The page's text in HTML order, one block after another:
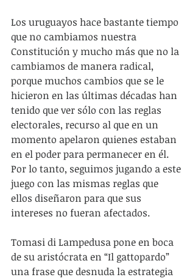
Los uruguayos hace bastante tiempo
que no cambiamos nuestra
Constitución y mucho más que no la
cambiamos de manera radical,
porque muchos cambios que se le
hicieron en las últimas décadas han
tenido que ver sólo con las reglas
electorales, recurso al que en un
momento apelaron quienes estaban
en el poder para permanecer en él.
Por lo tanto, seguimos jugando a este
juego con las mismas reglas que
ellos diseñaron para que sus
intereses no fueran afectados.
Tomasi di Lampedusa pone en boca
de su aristócrata en “Il gattopardo”
una frase que desnuda la estrategia